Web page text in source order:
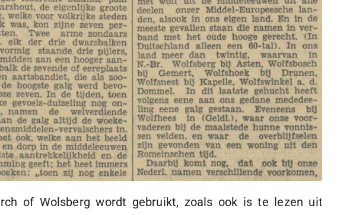
of Wolsberg wordt gebruikt, zoals ook is te lezen uit